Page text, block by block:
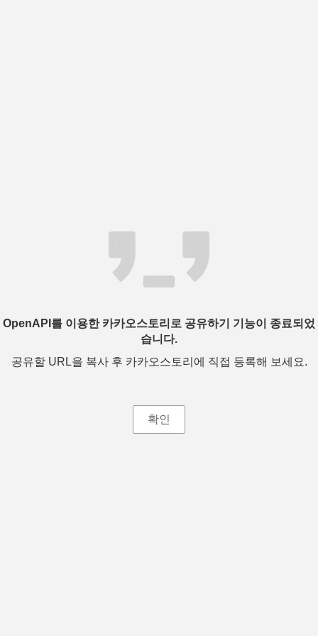
OpenAPI를 이용한 카카오스토리로 공유하기 기능이 종료되었
습니다.
공유할 URL을 복사 후 카카오스토리에 직접 등록해 보세요.
확인